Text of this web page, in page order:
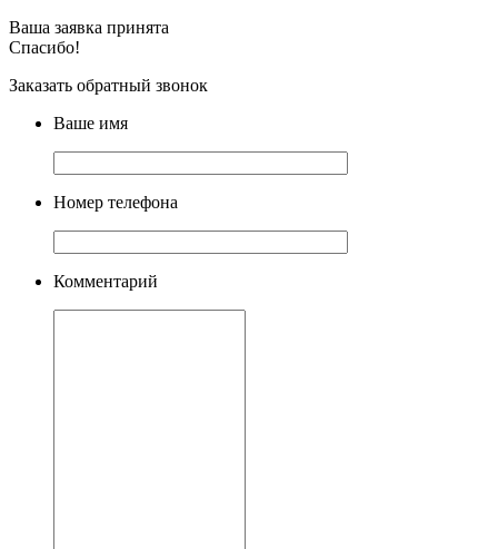
Ваша заявка принята
Спасибо!
Заказать обратный звонок
Ваше имя
Номер телефона
Комментарий